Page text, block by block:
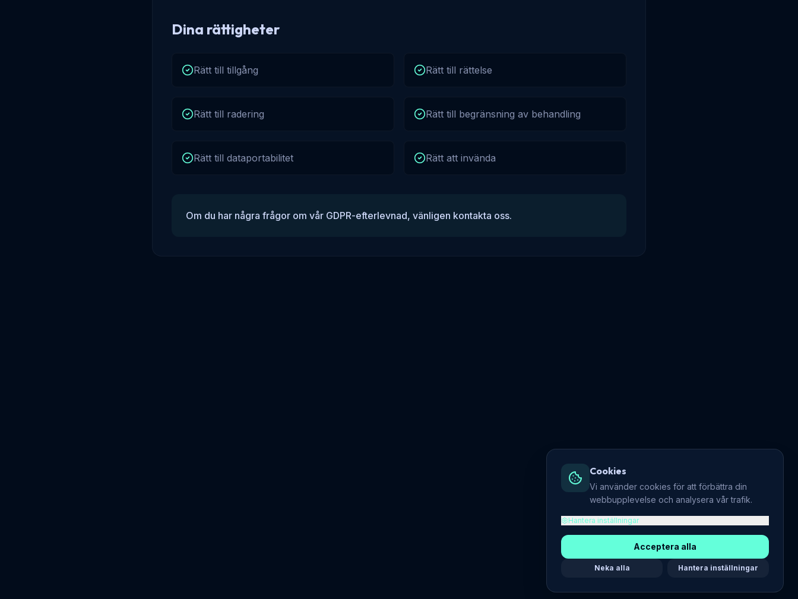
Dina rättigheter
Rätt till tillgång Rätt till rättelse
Rätt till radering Rätt till begränsning av behandling
Rätt till dataportabilitet Rätt att invända
Om du har några frågor om vår GDPR-efterlevnad, vänligen kontakta oss.
Cookies
Vi använder cookies för att förbättra din
webbupplevelse och analysera vår trafik.
Hantera inställningar
Acceptera alla
Neka alla Hantera inställningar